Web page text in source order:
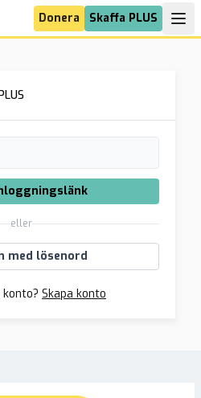
Donera Skaffa PLUS
eller
med lösenord
Skapa konto